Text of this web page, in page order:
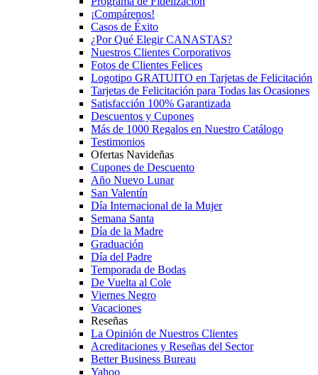
¡Compárenos!
Casos de Éxito
¿Por Qué Elegir CANASTAS?
Nuestros Clientes Corporativos
Fotos de Clientes Felices
Logotipo GRATUITO en Tarjetas de Felicitación
Tarjetas de Felicitación para Todas las Ocasiones
Satisfacción 100% Garantizada
Descuentos y Cupones
Más de 1000 Regalos en Nuestro Catálogo
Testimonios
Ofertas Navideñas
Cupones de Descuento
Año Nuevo Lunar
San Valentín
Día Internacional de la Mujer
Semana Santa
Día de la Madre
Graduación
Día del Padre
Temporada de Bodas
De Vuelta al Cole
Viernes Negro
Vacaciones
Reseñas
La Opinión de Nuestros Clientes
Acreditaciones y Reseñas del Sector
Better Business Bureau
Yahoo